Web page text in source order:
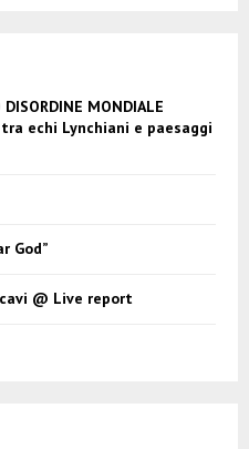
MONDIALE
echi Lynchiani e paesaggi
God”
@ Live report